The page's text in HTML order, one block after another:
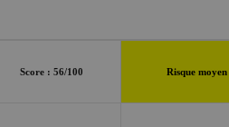
Score : 56/100 Risque moyen